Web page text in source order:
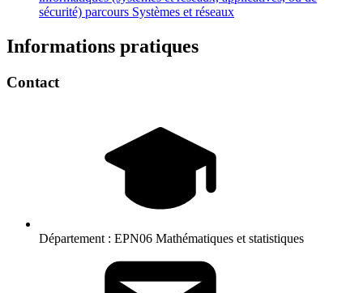
sécurité) parcours Systèmes et réseaux
Informations pratiques
Contact
Département : EPN06 Mathématiques et statistiques